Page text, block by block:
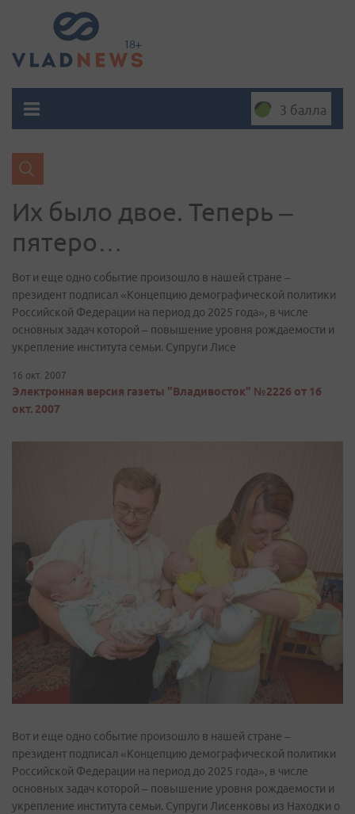
3 балла
Их было двое. Теперь –
пятеро…
Вот и еще одно событие произошло в нашей стране –
президент подписал «Концепцию демографической политики
Российской Федерации на период до 2025 года», в числе
основных задач которой – повышение уровня рождаемости и
укрепление института семьи. Супруги Лисе
16 окт. 2007
Электронная версия газеты "Владивосток" №2226 от 16
окт. 2007
Вот и еще одно событие произошло в нашей стране –
президент подписал «Концепцию демографической политики
Российской Федерации на период до 2025 года», в числе
основных задач которой – повышение уровня рождаемости и
укрепление института семьи. Супруги Лисенковы из Находки о